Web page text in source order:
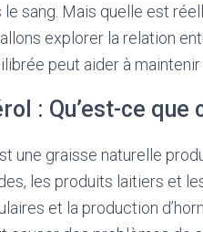
sang. Mais quelle est
explorer la relation
peut aider à
: Qu’est-ce que
une graisse naturelle
les produits laitiers et
et la production